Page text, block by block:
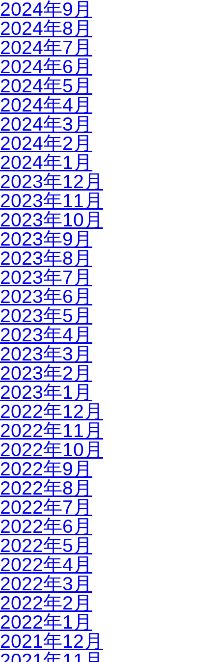
2024年9月
2024年8月
2024年7月
2024年6月
2024年5月
2024年4月
2024年3月
2024年2月
2024年1月
2023年12月
2023年11月
2023年10月
2023年9月
2023年8月
2023年7月
2023年6月
2023年5月
2023年4月
2023年3月
2023年2月
2023年1月
2022年12月
2022年11月
2022年10月
2022年9月
2022年8月
2022年7月
2022年6月
2022年5月
2022年4月
2022年3月
2022年2月
2022年1月
2021年12月